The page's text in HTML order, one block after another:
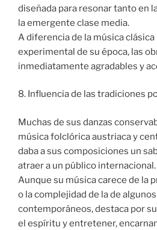
diseñada para resonar tanto en
la emergente clase media.
A diferencia de la música
experimental de su época, las
inmediatamente agradables y
8. Influencia de las tradiciones
Muchas de sus danzas
música folclórica austriaca y
daba a sus composiciones un
atraer a un público internacional.
Aunque su música carece de la
o la complejidad de la de
contemporáneos, destaca por
el espíritu y entretener,